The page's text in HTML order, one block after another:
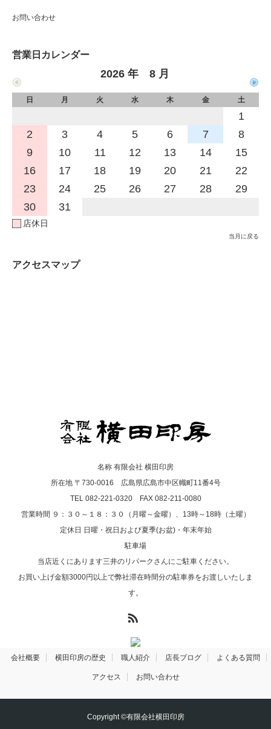
お問い合わせ
営業日カレンダー
2026 年 8 月
日 月 火 水 木 金 土
1
2
3 4 5 6 7
8
9
10 11 12 13 14
15
16
17 18 19 20 21
22
23
24 25 26 27 28
29
30
31
店休日
当月に戻る
アクセスマップ
名称 有限会社 横田印房
所在地 〒730-0016 広島県広島市中区幟町11番4号
TEL 082-221-0320 FAX 082-211-0080
営業時間 ９：３０～１８：３０（月曜～金曜）、13時～18時（土曜）
定休日 日曜・祝日および夏季(お盆)・年末年始
駐車場
当店近くにあります三井のリパークさんにご駐車ください。
お買い上げ金額3000円以上で弊社滞在時間分の駐車券をお渡しいたしま
す。
会社概要 横田印房の歴史 職人紹介 店長ブログ よくある質問
アクセス お問い合わせ
Copyright ©有限会社横田印房